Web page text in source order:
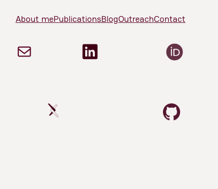
About mePublicationsBlogOutreachContact
Correo electrónico